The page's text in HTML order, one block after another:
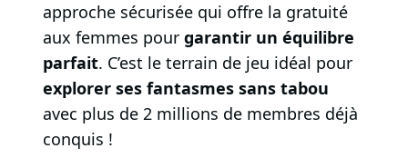
approche sécurisée qui offre la gratuité
aux femmes pour garantir un équilibre
parfait. C’est le terrain de jeu idéal pour
explorer ses fantasmes sans tabou
avec plus de 2 millions de membres déjà
conquis !